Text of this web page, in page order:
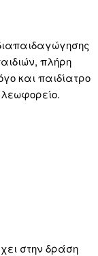
πλήρη
και παιδίατρο
στην δράση